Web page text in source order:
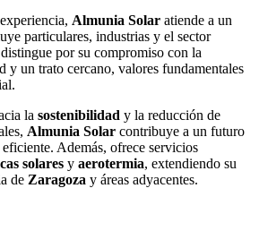
Almunia Solar atiende a un
particulares, industrias y el sector
por su compromiso con la
y un trato cercano, valores fundamentales
la sostenibilidad y la reducción de
Almunia Solar contribuye a un futuro
Además, ofrece servicios
solares y aerotermia, extendiendo su
de Zaragoza y áreas adyacentes.